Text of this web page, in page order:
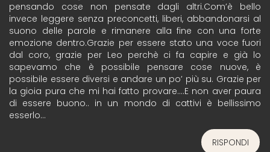
pensando cose non pensate dagli altri.Com’è bello
invece leggere senza preconcetti, liberi, abbandonarsi al
suono delle parole e rimanere alla fine con una forte
emozione dentro.Grazie per essere stato una voce fuori
dal coro, grazie per Leo perchè ci fa capire e già lo
sapevamo che è possibile pensare cose nuove, è
possibile essere diversi e andare un po’ più su. Grazie per
la gioia pura che mi hai fatto provare….E non aver paura
di essere buono.. in un mondo di cattivi è bellissimo
esserlo…
RISPONDI